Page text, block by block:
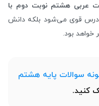
عربی هشتم نوبت دوم با
درس قوی می‌شود بلکه دانش
خواهد بود.
سوالات پایه هشتم
کنید.